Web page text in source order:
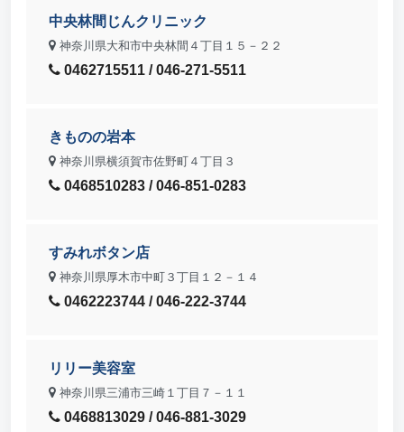
中央林間じんクリニック
神奈川県大和市中央林間４丁目１５－２２
0462715511 / 046-271-5511
きものの岩本
神奈川県横須賀市佐野町４丁目３
0468510283 / 046-851-0283
すみれボタン店
神奈川県厚木市中町３丁目１２－１４
0462223744 / 046-222-3744
リリー美容室
神奈川県三浦市三崎１丁目７－１１
0468813029 / 046-881-3029